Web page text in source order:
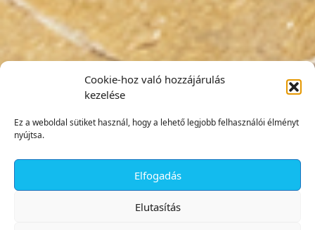
Cookie-hoz való hozzájárulás
kezelése
Ez a weboldal sütiket használ, hogy a lehető legjobb felhasználói élményt
nyújtsa.
Elfogadás
Elutasítás
✕